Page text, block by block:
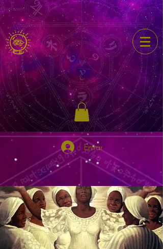
Entrar